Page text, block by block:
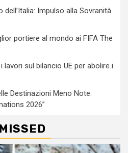
Impulso alla Sovranità
portiere al mondo ai FIFA The
sul bilancio UE per abolire i
Destinazioni Meno Note:
2026”